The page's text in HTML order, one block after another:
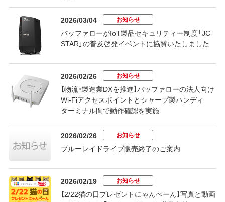
2026/03/04 お知らせ
バッファローがIoT製品セキュリティー制度「JC-
STAR」の普及啓発イベントに協賛いたしました
2026/02/26 お知らせ
【物流・製造業DXを推進】バッファローの法人向け
Wi-Fiアクセスポイントとシャープ製ハンディ
ターミナル間で動作確認を実施
2026/02/26 お知らせ
ブルーレイドライブ販売終了のご案内
2026/02/19 お知らせ
【2/22猫の日プレゼントにゃんぺーん】写真と動画